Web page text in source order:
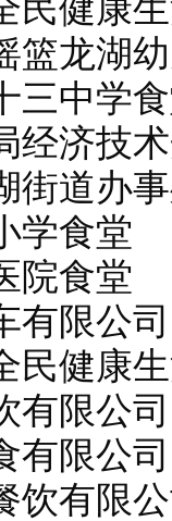
民健康
篮龙湖
三中学
经济技
街道办
学食堂
院食堂
有限公
民健康
有限公司
有限公司
饮有限